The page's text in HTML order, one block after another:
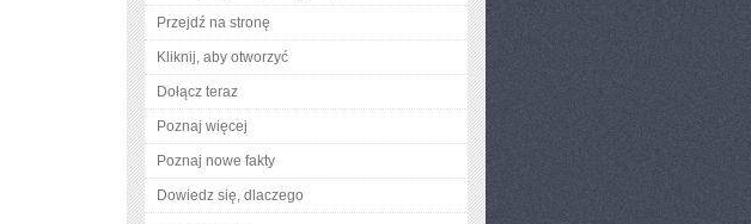
Przejdź na stronę
Kliknij, aby otworzyć
Dołącz teraz
Poznaj więcej
Poznaj nowe fakty
Dowiedz się, dlaczego